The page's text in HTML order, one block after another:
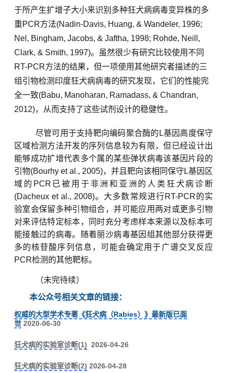
于所产生扩增子大小来识别多种狂犬病病毒变异株的多
重PCR方法(Nadin-Davis, Huang, & Wandeler, 1996;
Nel, Bingham, Jacobs, & Jaftha, 1998; Rohde, Neill,
Clark, & Smith, 1997)。虽然很少有研究比较使用不同
RT-PCR方法的结果，但一项使用其他研究者描述的三
组引物检测印度狂犬病病毒的研究发现，它们的性能完
全一致(Babu, Manoharan, Ramadass, & Chandran,
2012)，从而支持了这些试剂设计的稳健性。
尽管可用于支持靶向编码聚合酶的 L基因高度保守
区域检测方法开发的序列信息较为有限，但已经设计出
能够成功扩增代表多个属的某些弹状病毒该基因片段的
引物(Bourhy et al., 2005)，并且靶向该相同保守L基因区
域的PCR已被用于非洲和亚洲的人类狂犬病诊断
(Dacheux et al., 2008)。大多数常规进行RT-PCR的实
验室会保留多种引物组合，并可能应用两对或更多引物
对来评估特定标本，同时充分考虑样本来源以及标本可
能接触过的病毒。随着丽沙病毒基因组其他部分获得更
多的核苷酸序列信息，可能会确定用于广谱交叉反应
PCR检测的其他靶标。
（未完待续）
本公众号相关文章的链接：
权威的大型学术专著《狂犬病（Rabies）》最新版已面
世 2020-06-30
狂犬病的实验室诊断(1) 2026-04-26
狂犬病的实验室诊断(2) 2026-04-28